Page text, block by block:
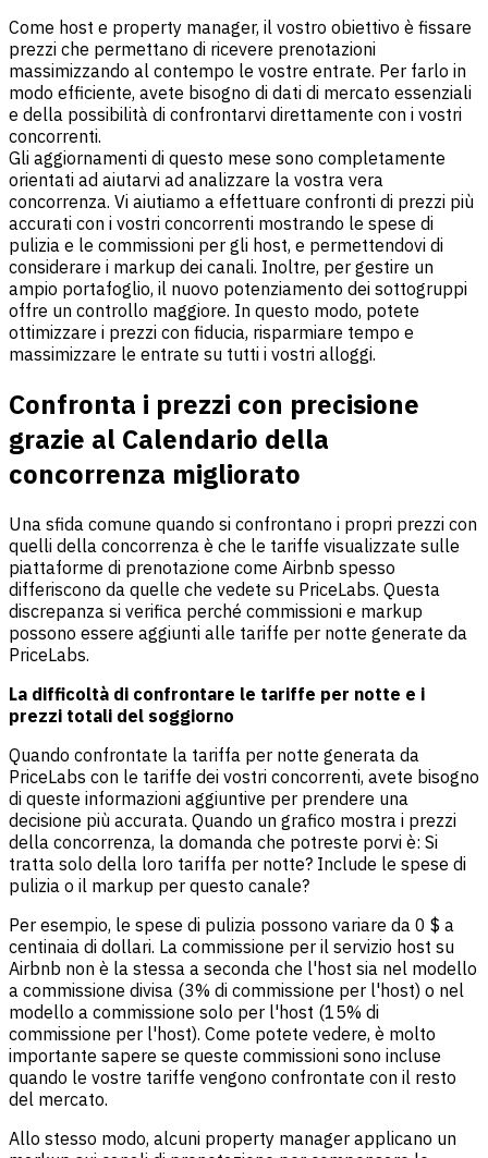
Come host e property manager, il vostro obiettivo è fissare
prezzi che permettano di ricevere prenotazioni
massimizzando al contempo le vostre entrate. Per farlo in
modo efficiente, avete bisogno di dati di mercato essenziali
e della possibilità di confrontarvi direttamente con i vostri
concorrenti.
Gli aggiornamenti di questo mese sono completamente
orientati ad aiutarvi ad analizzare la vostra vera
concorrenza. Vi aiutiamo a effettuare confronti di prezzi più
accurati con i vostri concorrenti mostrando le spese di
pulizia e le commissioni per gli host, e permettendovi di
considerare i markup dei canali. Inoltre, per gestire un
ampio portafoglio, il nuovo potenziamento dei sottogruppi
offre un controllo maggiore. In questo modo, potete
ottimizzare i prezzi con fiducia, risparmiare tempo e
massimizzare le entrate su tutti i vostri alloggi.
Confronta i prezzi con precisione
grazie al Calendario della
concorrenza migliorato
Una sfida comune quando si confrontano i propri prezzi con
quelli della concorrenza è che le tariffe visualizzate sulle
piattaforme di prenotazione come Airbnb spesso
differiscono da quelle che vedete su PriceLabs. Questa
discrepanza si verifica perché commissioni e markup
possono essere aggiunti alle tariffe per notte generate da
PriceLabs.
La difficoltà di confrontare le tariffe per notte e i
prezzi totali del soggiorno
Quando confrontate la tariffa per notte generata da
PriceLabs con le tariffe dei vostri concorrenti, avete bisogno
di queste informazioni aggiuntive per prendere una
decisione più accurata. Quando un grafico mostra i prezzi
della concorrenza, la domanda che potreste porvi è: Si
tratta solo della loro tariffa per notte? Include le spese di
pulizia o il markup per questo canale?
Per esempio, le spese di pulizia possono variare da 0 $ a
centinaia di dollari. La commissione per il servizio host su
Airbnb non è la stessa a seconda che l'host sia nel modello
a commissione divisa (3% di commissione per l'host) o nel
modello a commissione solo per l'host (15% di
commissione per l'host). Come potete vedere, è molto
importante sapere se queste commissioni sono incluse
quando le vostre tariffe vengono confrontate con il resto
del mercato.
Allo stesso modo, alcuni property manager applicano un